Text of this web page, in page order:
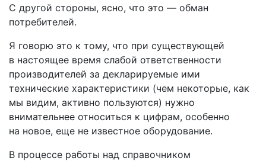
С другой стороны, ясно, что это — обман
потребителей.
Я говорю это к тому, что при существующей
в настоящее время слабой ответственности
производителей за декларируемые ими
технические характеристики (чем некоторые, как
мы видим, активно пользуются) нужно
внимательнее относиться к цифрам, особенно
на новое, еще не известное оборудование.
В процессе работы над справочником